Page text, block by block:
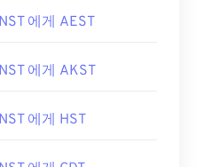
NST 에게 AEST
NST 에게 AKST
NST 에게 HST